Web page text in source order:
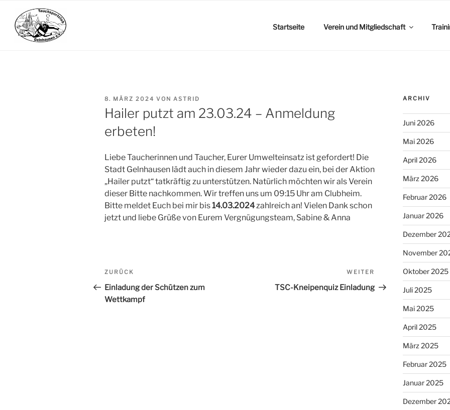
Inhalt
springen
Startseite Verein und Mitgliedschaft
VERÖFFENTLICHT
AM
8. MÄRZ 2024 VON ASTRID
Hailer putzt am 23.03.24 – Anmeldung
erbeten!
Liebe Taucherinnen und Taucher, Eurer Umwelteinsatz ist gefordert! Die
Stadt Gelnhausen lädt auch in diesem Jahr wieder dazu ein, bei der Aktion
„Hailer putzt“ tatkräftig zu unterstützen. Natürlich möchten wir als Verein
dieser Bitte nachkommen. Wir treffen uns um 09:15 Uhr am Clubheim.
Bitte meldet Euch bei mir bis14.03.2024zahlreich an! Vielen Dank schon
jetzt und liebe Grüße von Eurem Vergnügungsteam, Sabine & Anna
Beitrags-
Navigation
Vorheriger
Beitrag
ZURÜCK
Einladung der Schützen zum
Wettkampf
Nächster
Beitrag
WEITER
TSC-Kneipenquiz Einladung
ARCHIV
Juni 2026
Mai 2026
April 2026
März 2026
Februar 2026
Januar 2026
Dezember
November
Oktober 2025
Juli 2025
Mai 2025
April 2025
März 2025
Februar 2025
Januar 2025
Dezember